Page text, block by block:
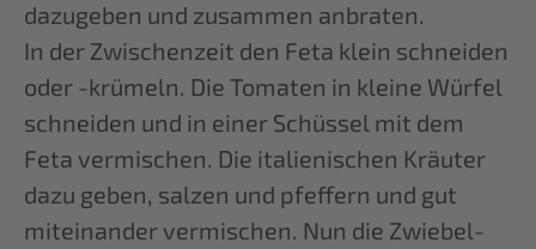
dazugeben und zusammen anbraten.
In der Zwischenzeit den Feta klein schneiden
oder -krümeln. Die Tomaten in kleine Würfel
schneiden und in einer Schüssel mit dem
Feta vermischen. Die italienischen Kräuter
dazu geben, salzen und pfeffern und gut
miteinander vermischen. Nun die Zwiebel-